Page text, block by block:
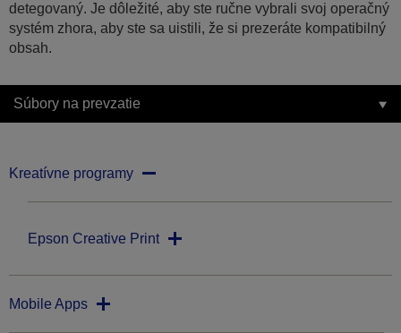
detegovaný. Je dôležité, aby ste ručne vybrali svoj operačný
systém zhora, aby ste sa uistili, že si prezeráte kompatibilný
obsah.
Súbory na prevzatie
Kreatívne programy
Epson Creative Print
Mobile Apps